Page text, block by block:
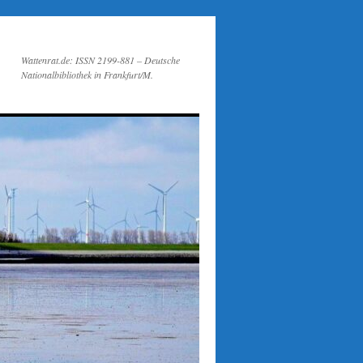
Wattenrat.de: ISSN 2199-881 – Deutsche
Nationalbibliothek in Frankfurt/M.